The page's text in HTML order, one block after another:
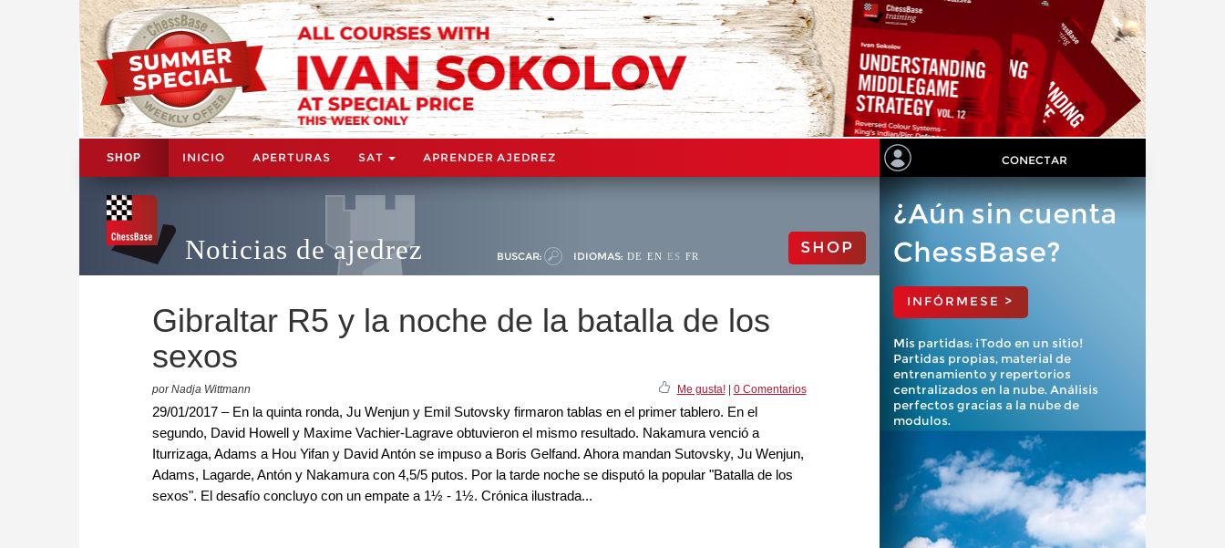
SHOP INICIO APERTURAS SAT APRENDER AJEDREZ CONECTAR
Noticias de ajedrez BUSCAR: IDIOMAS: DE EN ES FR SHOP
Gibraltar R5 y la noche de la batalla de los
sexos
por Nadja Wittmann Me gusta!| 0 Comentarios
29/01/2017 – En la quinta ronda, Ju Wenjun y Emil Sutovsky firmaron tablas en el primer tablero. En el
segundo, David Howell y Maxime Vachier-Lagrave obtuvieron el mismo resultado. Nakamura venció a
Iturrizaga, Adams a Hou Yifan y David Antón se impuso a Boris Gelfand. Ahora mandan Sutovsky, Ju Wenjun,
Adams, Lagarde, Antón y Nakamura con 4,5/5 putos. Por la tarde noche se disputó la popular "Batalla de los
sexos". El desafío concluyo con un empate a 1½ - 1½. Crónica ilustrada...
¿Aún sin cuenta
ChessBase?
INFÓRMESE >
Mis partidas: ¡Todo en un sitio!
Partidas propias, material de
entrenamiento y repertorios
centralizados en la nube. Análisis
perfectos gracias a la nube de
modulos.